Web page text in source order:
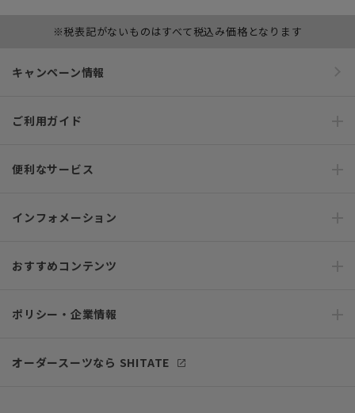
※税表記がないものはすべて税込み価格となります
キャンペーン情報
ご利用ガイド
便利なサービス
インフォメーション
おすすめコンテンツ
ポリシー・企業情報
オーダースーツなら SHITATE